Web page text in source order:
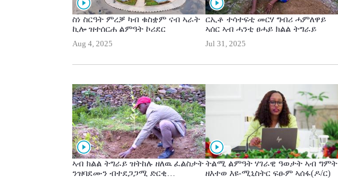
ስነ ስርዓት ምረቓ ካብ ቁስቋም ናብ ኣራት
ኪሎ ዝተሰርሐ ልምዓት ኮሪደር
Aug 4, 2025
ርኢቶ ተሳተፍቲ መርሃ ግብሪ ሓምለዋይ
ኣሰር ኣብ ሓንቲ ፀሓይ ክልል ትግራይ
Jul 31, 2025
ኣብ ክልል ትግራይ ዝትከሉ ዘለዉ ፈልስታት
ንዝባደሙን ብተደጋጋሚ ድርቂ
ትልሚ ልምዓት ሃገራዊ ዓወታት ኣብ ግምት
ዘእተወ እዩ-ሚኒስትር ፍፁም ኣሰፋ(ዶ/ር)